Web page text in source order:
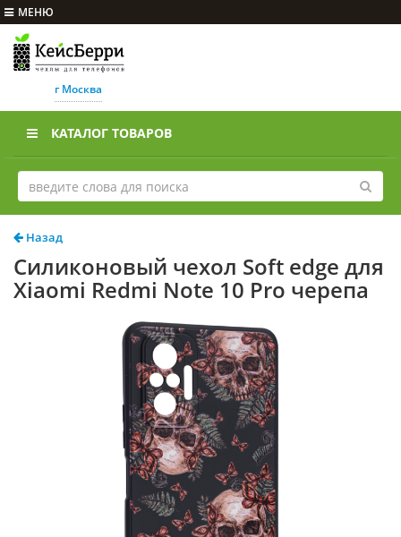
МЕНЮ
г Москва
КАТАЛОГ ТОВАРОВ
Назад
Силиконовый чехол Soft edge для
Xiaomi Redmi Note 10 Pro черепа